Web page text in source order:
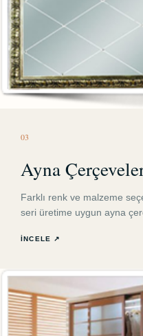
03
Ayna
Farklı renk ve malzeme
seri üretime uygun ayna
İNCELE ↗